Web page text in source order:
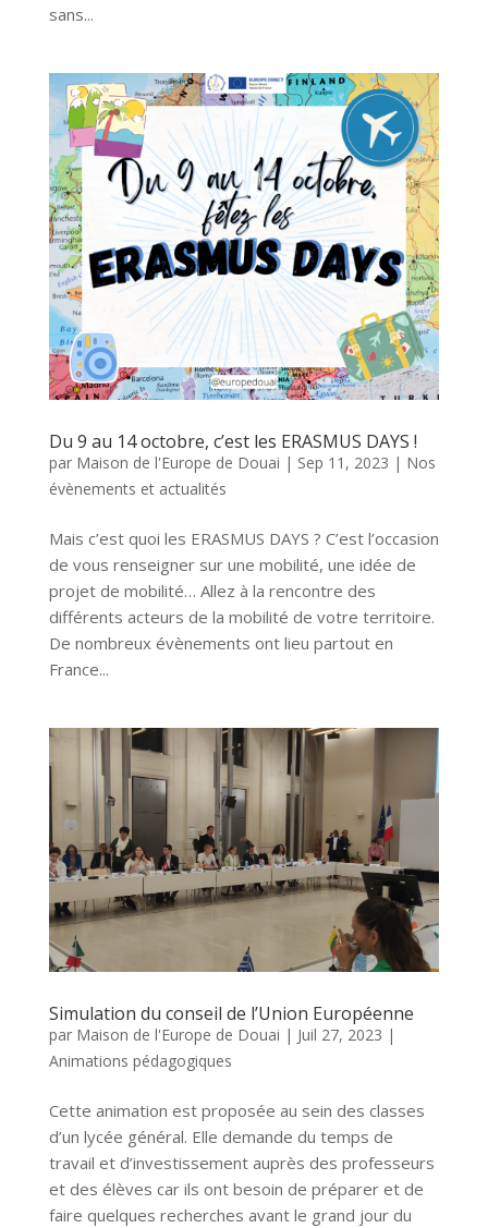
sans...
Du 9 au 14 octobre, c’est les ERASMUS DAYS !
par Maison de l'Europe de Douai | Sep 11, 2023 | Nos
évènements et actualités
Mais c’est quoi les ERASMUS DAYS ? C’est l’occasion
de vous renseigner sur une mobilité, une idée de
projet de mobilité… Allez à la rencontre des
différents acteurs de la mobilité de votre territoire.
De nombreux évènements ont lieu partout en
France...
Simulation du conseil de l’Union Européenne
par Maison de l'Europe de Douai | Juil 27, 2023 |
Animations pédagogiques
Cette animation est proposée au sein des classes
d’un lycée général. Elle demande du temps de
travail et d’investissement auprès des professeurs
et des élèves car ils ont besoin de préparer et de
faire quelques recherches avant le grand jour du